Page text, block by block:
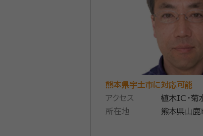
熊本県宇土市に対応可能
アクセス
植木IC・
所在地
熊本県山鹿